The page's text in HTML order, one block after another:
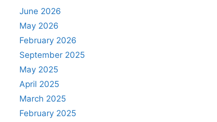
June 2026
May 2026
February 2026
September 2025
May 2025
April 2025
March 2025
February 2025